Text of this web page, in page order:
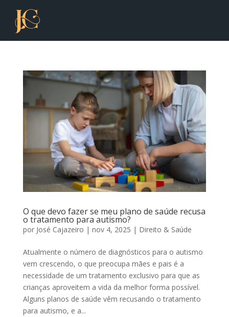
O que devo fazer se meu plano de saúde recusa
o tratamento para autismo?
por José Cajazeiro | nov 4, 2025 | Direito & Saúde
Atualmente o número de diagnósticos para o autismo
vem crescendo, o que preocupa mães e pais é a
necessidade de um tratamento exclusivo para que as
crianças aproveitem a vida da melhor forma possível.
Alguns planos de saúde vêm recusando o tratamento
para autismo, e a...